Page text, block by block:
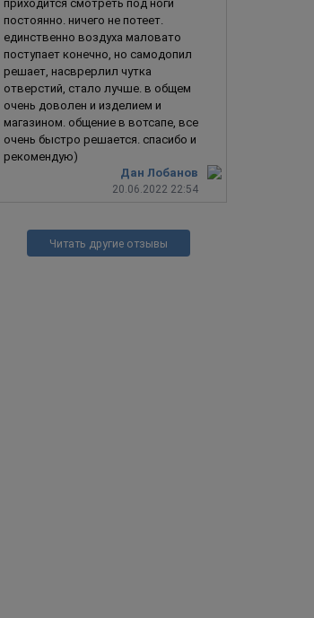
Гай Фокс / Вендетта / Анонимус
2 690 руб.
Дан Лобанов
20.06.2022 22:54
приходится смотреть под ноги
постоянно. ничего не потеет.
единственно воздуха маловато
поступает конечно, но самодопил
решает, насврерлил чутка
отверстий, стало лучше. в общем
очень доволен и изделием и
магазином. общение в вотсапе, все
очень быстро решается. спасибо и
рекомендую)
Читать другие отзывы